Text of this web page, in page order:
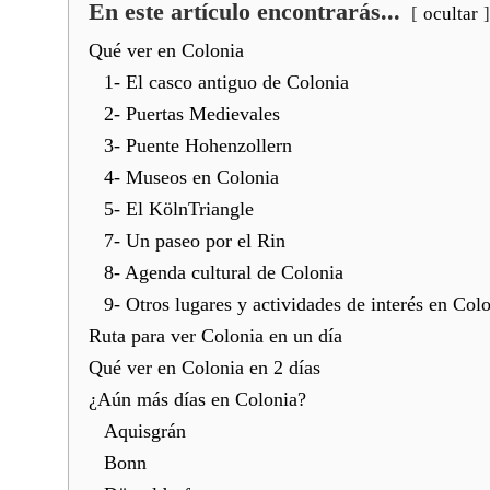
En este artículo encontrarás... ocultar
Qué ver en Colonia
1- El casco antiguo de Colonia
2- Puertas Medievales
3- Puente Hohenzollern
4- Museos en Colonia
5- El KölnTriangle
7- Un paseo por el Rin
8- Agenda cultural de Colonia
9- Otros lugares y actividades de interés en
Ruta para ver Colonia en un día
Qué ver en Colonia en 2 días
¿Aún más días en Colonia?
Aquisgrán
Bonn